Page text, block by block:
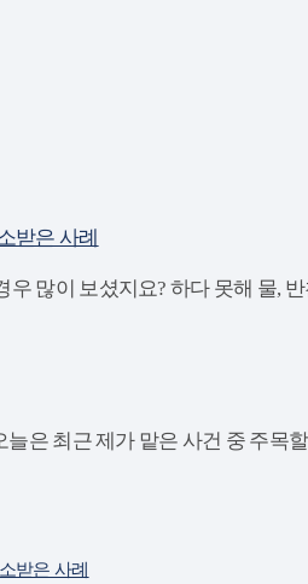
받은 사례
우 많이 보셨지요? 하다 못해 물,
은 최근 제가 맡은 사건 중 주목
받은 사례